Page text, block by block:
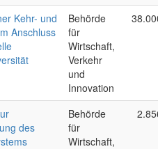
Kehr- und
Anschluss
Behörde
für
Wirtschaft,
Verkehr
und
Innovation
des
Behörde
für
Wirtschaft,